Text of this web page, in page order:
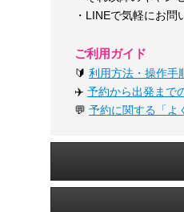
・LINEで気軽にお
ご利用ガイド
🔰 利用方法・操作手
✈️ 予約から出発まで
💬 予約に関する「よ